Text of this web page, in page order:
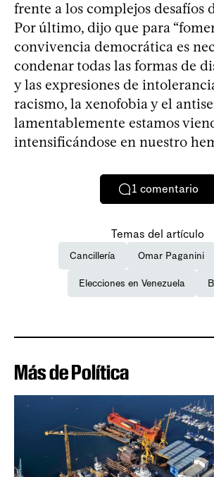
frente a los complejos desafíos
Por último, dijo que para
convivencia democrática es
condenar todas las formas de
y las expresiones de
racismo, la xenofobia y el
lamentablemente estamos
intensificándose en nuestro
1 comentario
Temas del artículo
Cancillería Omar Paganini
Elecciones en Venezuela
Más de Política